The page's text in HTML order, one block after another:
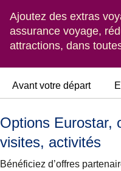
Ajoutez des extras
assurance voyage,
attractions, dans
Avant votre départ
Options Eurostar,
visites, activités
Bénéficiez d’offres